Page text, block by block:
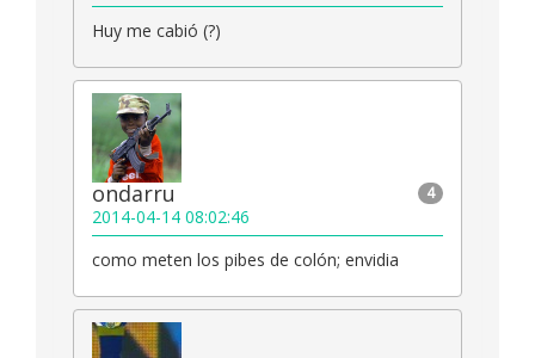
Huy me cabió (?)
4
ondarru
2014-04-14 08:02:46
como meten los pibes de colón; envidia